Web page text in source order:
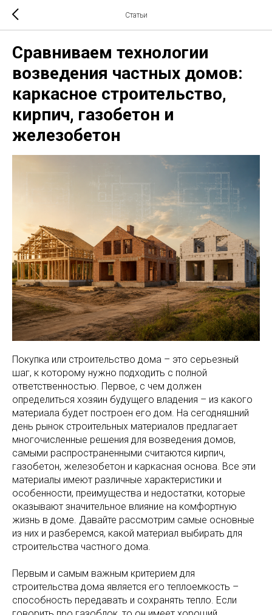
Статьи
Сравниваем технологии
возведения частных домов:
каркасное строительство,
кирпич, газобетон и
железобетон
Покупка или строительство дома – это серьезный
шаг, к которому нужно подходить с полной
ответственностью. Первое, с чем должен
определиться хозяин будущего владения – из какого
материала будет построен его дом. На сегодняшний
день рынок строительных материалов предлагает
многочисленные решения для возведения домов,
самыми распространенными считаются кирпич,
газобетон, железобетон и каркасная основа. Все эти
материалы имеют различные характеристики и
особенности, преимущества и недостатки, которые
оказывают значительное влияние на комфортную
жизнь в доме. Давайте рассмотрим самые основные
из них и разберемся, какой материал выбирать для
строительства частного дома.
Первым и самым важным критерием для
строительства дома является его теплоемкость –
способность передавать и сохранять тепло. Если